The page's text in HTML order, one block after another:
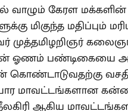
வாழும் கேரள மக்களின்
மிகுந்த மதிப்பும்
முத்தமிழறிஞர்
ஓணம் பண்டிகையை
கொண்டாடுவதற்கு
மாவட்டங்களான
ஆகிய